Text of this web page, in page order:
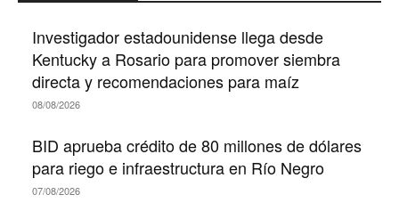
Investigador estadounidense llega desde
Kentucky a Rosario para promover siembra
directa y recomendaciones para maíz
08/08/2026
BID aprueba crédito de 80 millones de dólares
para riego e infraestructura en Río Negro
07/08/2026